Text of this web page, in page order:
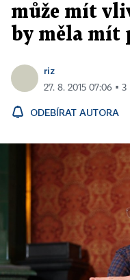
může mít
by měla mít
riz
27. 8. 2015 07:06 ▪
ODEBÍRAT AUTORA